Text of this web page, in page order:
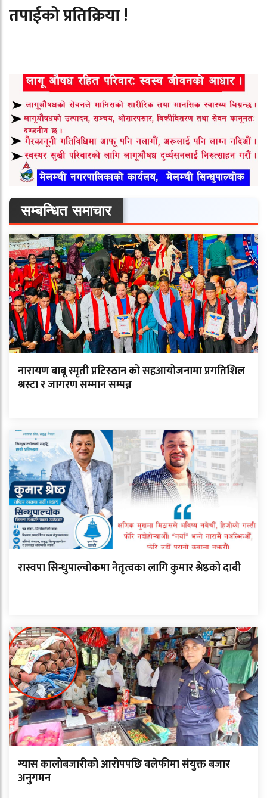
तपाईको प्रतिक्रिया !
सम्बन्धित समाचार
नारायण बाबू स्मृती प्रटिस्ठान को सहआयोजनामा प्रगतिशिल
श्रस्टा र जागरण सम्मान सम्पन्न
रास्वपा सिन्धुपाल्चोकमा नेतृत्वका लागि कुमार श्रेष्ठको दाबी
ग्यास कालोबजारीको आरोपपछि बलेफीमा संयुक्त बजार
अनुगमन